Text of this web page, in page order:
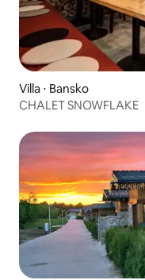
Villa ⋅ Bansko
CHALET SNOWFLAKE